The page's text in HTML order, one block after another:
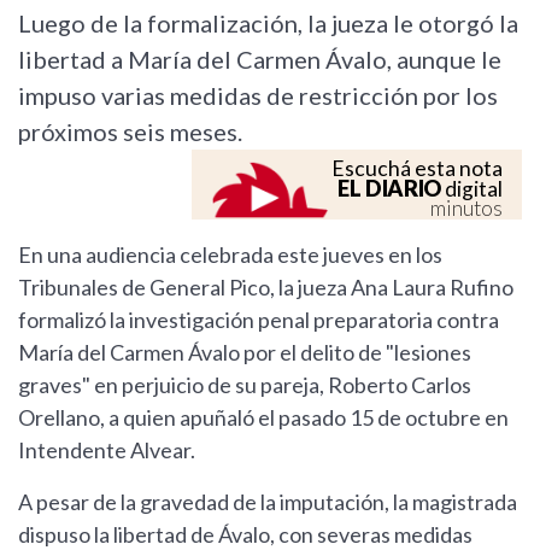
Luego de la formalización, la jueza le otorgó la
libertad a María del Carmen Ávalo, aunque le
impuso varias medidas de restricción por los
próximos seis meses.
Escuchá esta nota
EL DIARIOdigital
minutos
En una audiencia celebrada este jueves en los
Tribunales de General Pico, la jueza Ana Laura Rufino
formalizó la investigación penal preparatoria contra
María del Carmen Ávalo por el delito de "lesiones
graves" en perjuicio de su pareja, Roberto Carlos
Orellano, a quien apuñaló el pasado 15 de octubre en
Intendente Alvear.
A pesar de la gravedad de la imputación, la magistrada
dispuso la libertad de Ávalo, con severas medidas